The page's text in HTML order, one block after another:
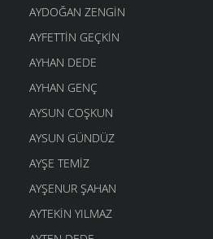
AYDOĞAN ZENGIN
AYFETTIN GEÇKIN
AYHAN DEDE
AYHAN GENÇ
AYSUN COŞKUN
AYSUN GÜNDÜZ
AYŞE TEMIZ
AYŞENUR ŞAHAN
AYTEKIN YILMAZ